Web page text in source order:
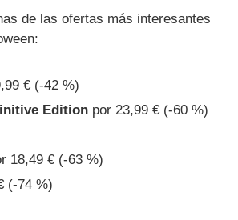
de las ofertas más interesantes
€ (-42 %)
Edition por 23,99 € (-60 %)
18,49 € (-63 %)
(-74 %)